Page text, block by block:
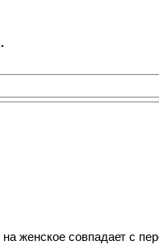
женское совпадает с